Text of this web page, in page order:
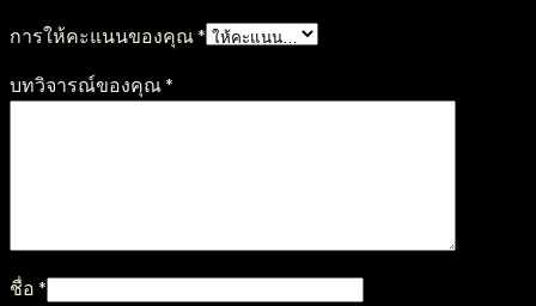
การให้คะแนนของคุณ*
บทวิจารณ์ของคุณ*
ชื่อ *